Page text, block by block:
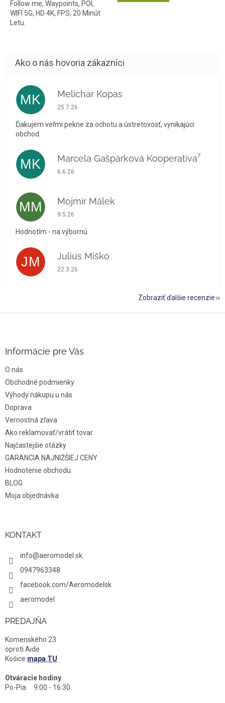
Follow me, Waypoints, POI,
WIFI 5G, HD 4K, FPS, 20 Minút
Letu.
MK Melichar Kopas
Hodnotenie obchodu je 5 z 5 hviezdičiek.
25.7.26
Ďakujem veľmi pekne za ochotu a ústretovosť, vynikajúci
obchod.
MK Marcela Gašpárková Kooperativa⁷
Hodnotenie obchodu je 5 z 5 hviezdičiek.
6.6.26
MM Mojmír Málek
Hodnotenie obchodu je 5 z 5 hviezdičiek.
9.5.26
Hodnotím - na výbornú.
JM Julius Miško
Hodnotenie obchodu je 5 z 5 hviezdičiek.
22.3.26
Zobraziť ďalšie recenzie
e
Informácie pre Vás
O nás
Obchodné podmienky
Výhody nákupu u nás
Doprava
Vernostná zľava
Ako reklamovať/vrátiť tovar
Najčastejšie otázky
GARANCIA NAJNIŽŠIEJ CENY
Hodnotenie obchodu
BLOG
Moja objednávka
KONTAKT
info@aeromodel.sk
0947963348
facebook.com/Aeromodelsk
aeromodel
PREDAJŇA
Komenského 23
oproti Aide
Košice mapa TU
Otváracie hodiny
Po-Pia 9:00 - 16:30